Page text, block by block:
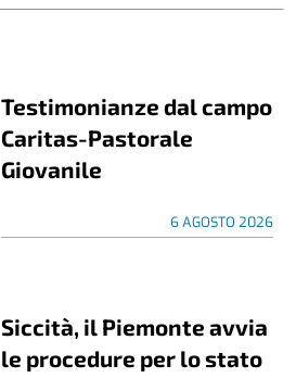
Testimonianze dal campo
Caritas-Pastorale
Giovanile
6 AGOSTO 2026
Siccità, il Piemonte avvia
le procedure per lo stato